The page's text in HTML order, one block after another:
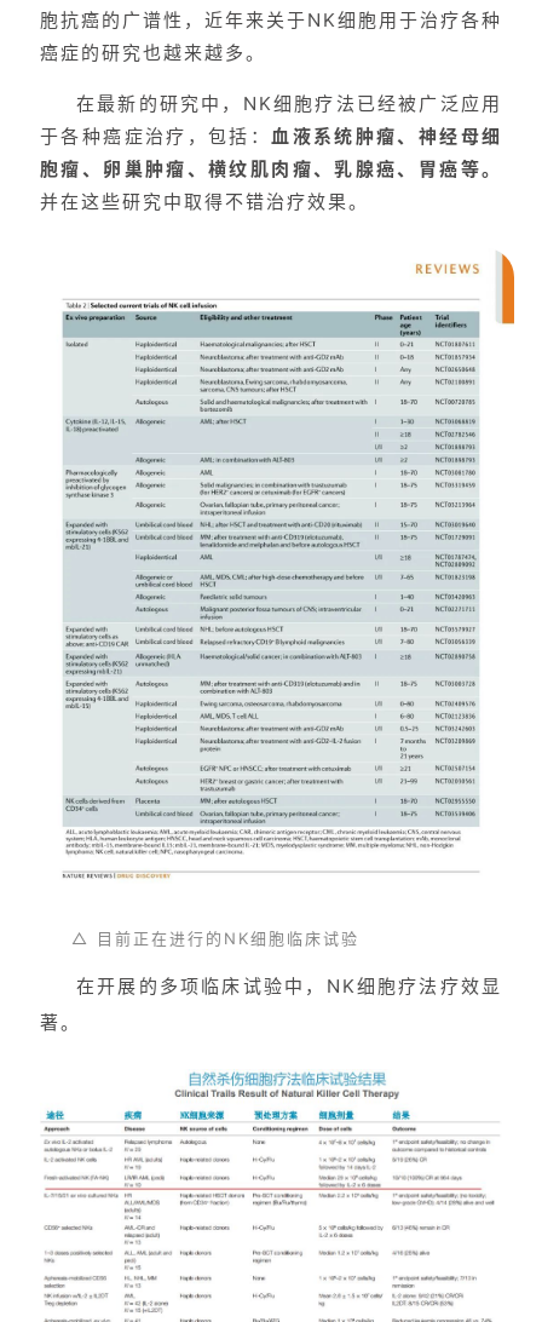
胞抗癌的广谱性，近年来关于NK细胞用于治疗各种
癌症的研究也越来越多。
在最新的研究中，NK细胞疗法已经被广泛应用
于各种癌症治疗，包括：血液系统肿瘤、神经母细
胞瘤、卵巢肿瘤、横纹肌肉瘤、乳腺癌、胃癌等。
并在这些研究中取得不错治疗效果。
△ 目前正在进行的NK细胞临床试验
在开展的多项临床试验中，NK细胞疗法疗效显
著。